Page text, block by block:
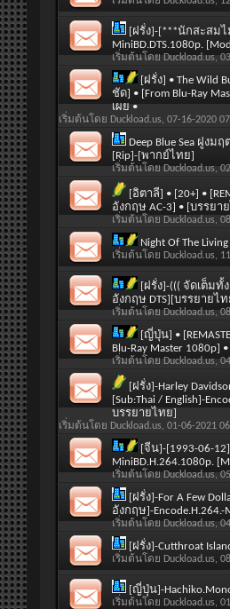
[ฝรั่ง]-[***นักสะสมไ
MiniBD.DTS.1080p.
เริ่มต้นโดย Duckload.us,
[ฝรั่ง] • The Wild
ชัด] • [From Blu-Ray
เผย •
เริ่มต้นโดย Duckload.us, 07-16-2020
Deep Blue Sea ฝูงม
[Rip]-[พากย์ไทย]
เริ่มต้นโดย Duckload.us,
[อิตาลี] • [20+] •
อังกฤษ AC-3] • [บรรยา
เริ่มต้นโดย Duckload.us,
Night Of The
เริ่มต้นโดย Duckload.us,
[ฝรั่ง]-((( จัดเต็มทั้
อังกฤษ DTS][บรรยายไ
เริ่มต้นโดย Duckload.us,
[ญี่ปุ่น] •
Blu-Ray Master
เริ่มต้นโดย Duckload.us,
[ฝรั่ง]-Harley
[Sub:Thai / English]-
บรรยายไทย]
เริ่มต้นโดย Duckload.us, 01-06-2021
[จีน]-[1993-06-
MiniBD.H.264.1080p.
เริ่มต้นโดย Duckload.us,
[ฝรั่ง]-For A Few
อังกฤษ]-
เริ่มต้นโดย Duckload.us,
[ฝรั่ง]-Cutthroat
เริ่มต้นโดย Duckload.us,
[ญี่ปุ่น]-
เริ่มต้นโดย Duckload.us,